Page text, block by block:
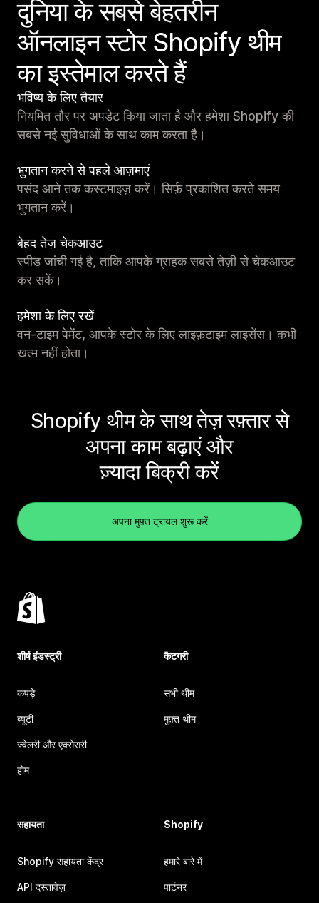
दुनिया के सबसे बेहतरीन
ऑनलाइन स्टोर Shopify थीम
का इस्तेमाल करते हैं
भविष्य के लिए तैयार
नियमित तौर पर अपडेट किया जाता है और हमेशा Shopify की
सबसे नई सुविधाओं के साथ काम करता है।
भुगतान करने से पहले आज़माएं
पसंद आने तक कस्टमाइज़ करें। सिर्फ़ प्रकाशित करते समय
भुगतान करें।
बेहद तेज़ चेकआउट
स्पीड जांची गई है, ताकि आपके ग्राहक सबसे तेज़ी से चेकआउट
कर सकें।
हमेशा के लिए रखें
वन-टाइम पेमेंट, आपके स्टोर के लिए लाइफ़टाइम लाइसेंस। कभी
खत्म नहीं होता।
Shopify थीम के साथ तेज़ रफ़्तार से
अपना काम बढ़ाएं और
ज़्यादा बिक्री करें
अपना मुफ़्त ट्रायल शुरू करें
शीर्ष इंडस्ट्री
कपड़े
ब्यूटी
ज्वेलरी और एक्सेसरी
होम
कैटगरी
सभी थीम
मुफ़्त थीम
सहायता
Shopify सहायता केंद्र
API दस्तावेज़
Shopify
हमारे बारे में
पार्टनर